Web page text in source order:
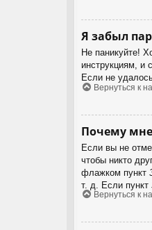
Я забыл
Не паникуйте!
инструкциям, и
Если не
Вернуться к
Почему
Если вы не
чтобы никто
флажком пункт
т. д. Если пункт
Вернуться к